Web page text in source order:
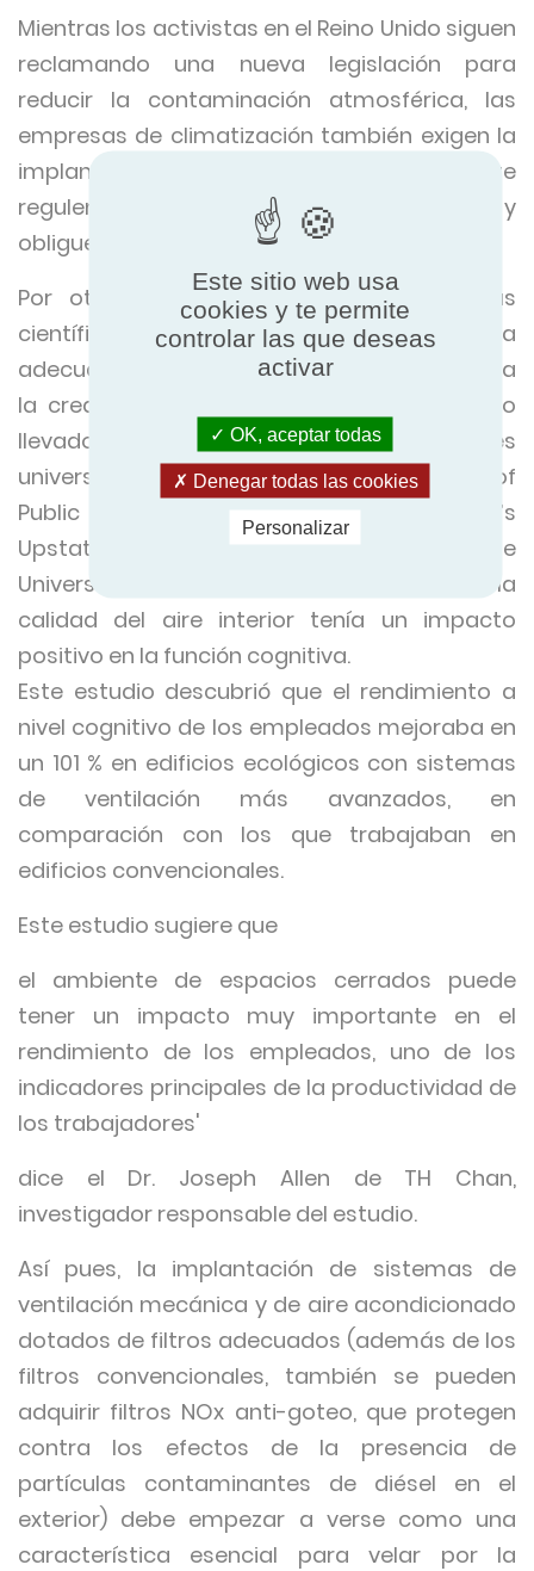
Mientras los activistas en el Reino Unido siguen
reclamando una nueva legislación para
reducir la contaminación atmosférica, las
empresas de climatización también exigen la
implantación de normativas mejoradas que
regulen la calidad del aire en edificios y
obliguen al uso de ventilación mecánica.
Por otro lado, también existen evidencias
científicas que demuestran que una
adecuada calidad del aire en oficinas estimula
la creatividad de los empleados. Un estudio
llevado a cabo el pasado año por tres
universidades - Harvard’s TH Chan School of
Public Health, State University of New York’s
Upstate Medical University y Syracuse
University - concluyó que la mejora en la
calidad del aire interior tenía un impacto
positivo en la función cognitiva.
Este estudio descubrió que el rendimiento a
nivel cognitivo de los empleados mejoraba en
un 101 % en edificios ecológicos con sistemas
de ventilación más avanzados, en
comparación con los que trabajaban en
edificios convencionales.
Este estudio sugiere que
el ambiente de espacios cerrados puede
tener un impacto muy importante en el
rendimiento de los empleados, uno de los
indicadores principales de la productividad de
los trabajadores'
dice el Dr. Joseph Allen de TH Chan,
investigador responsable del estudio.
Así pues, la implantación de sistemas de
ventilación mecánica y de aire acondicionado
dotados de filtros adecuados (además de los
filtros convencionales, también se pueden
adquirir filtros NOx anti-goteo, que protegen
contra los efectos de la presencia de
partículas contaminantes de diésel en el
exterior) debe empezar a verse como una
característica esencial para velar por la
Este sitio web usa
cookies y te permite
controlar las que deseas
activar
OK, aceptar todas
Denegar todas las cookies
Personalizar